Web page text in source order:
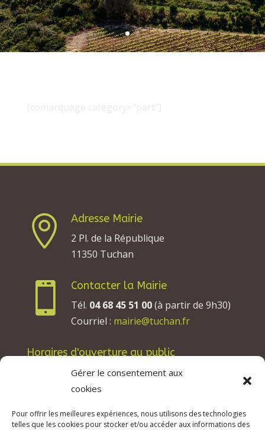
Gérer le consentement aux
cookies
Pour offrir les meilleures expériences, nous utilisons des technologies
telles que les cookies pour stocker et/ou accéder aux informations des

Adresse Mairie
2 Pl. de la République
11350 Tuchan

Contacter la Mairie
Tél. 04 68 45 51 00(à partir de 9h30)
Courriel : mairie@tuchan.fr
Horaires d'ouverture au public
Les lundis, mardis et jeudis : de 8h à 12h et de
13h30 à 17h30.
Les vendredis : de 8h à 12h.